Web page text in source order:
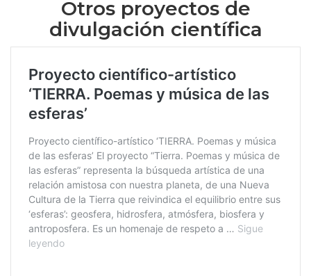
Otros proyectos de
divulgación científica